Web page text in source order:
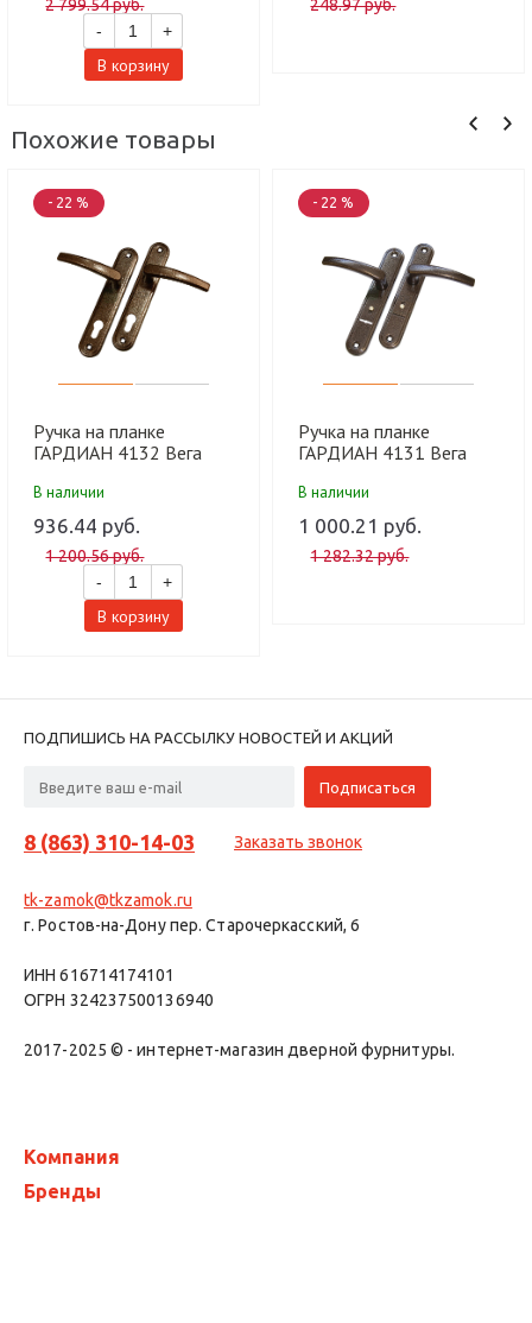
2 799.54 руб.
-
+
В корзину
248.97 руб.
Похожие товары
- 22 %
Ручка на планке
ГАРДИАН 4132 Вега
замку 1211, 1512, 3211,
3221) (15)
В наличии
936.44 руб.
1 200.56 руб.
-
+
В корзину
- 22 %
Ручка на планке
ГАРДИАН 4131 Вега
замку 1011, 3011,
5011) (15)
В наличии
1 000.21 руб.
1 282.32 руб.
ПОДПИШИСЬ НА РАССЫЛКУ НОВОСТЕЙ И АКЦИЙ
8 (863) 310-14-03 Заказать звонок
tk-zamok@tkzamok.ru
г. Ростов-на-Дону пер. Старочеркасский, 6
ИНН 616714174101
ОГРН 324237500136940
2017-2025 © - интернет-магазин дверной фурнитуры.
Компания
Бренды